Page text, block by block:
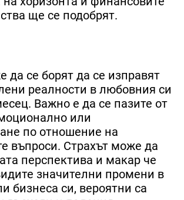
ще се подобрят.
да се борят да се изправят
реалности в любовния си
Важно е да се пазите от
или
по отношение на
въпроси. Страхът може да
перспектива и макар че
значителни промени в
бизнеса си, вероятни са